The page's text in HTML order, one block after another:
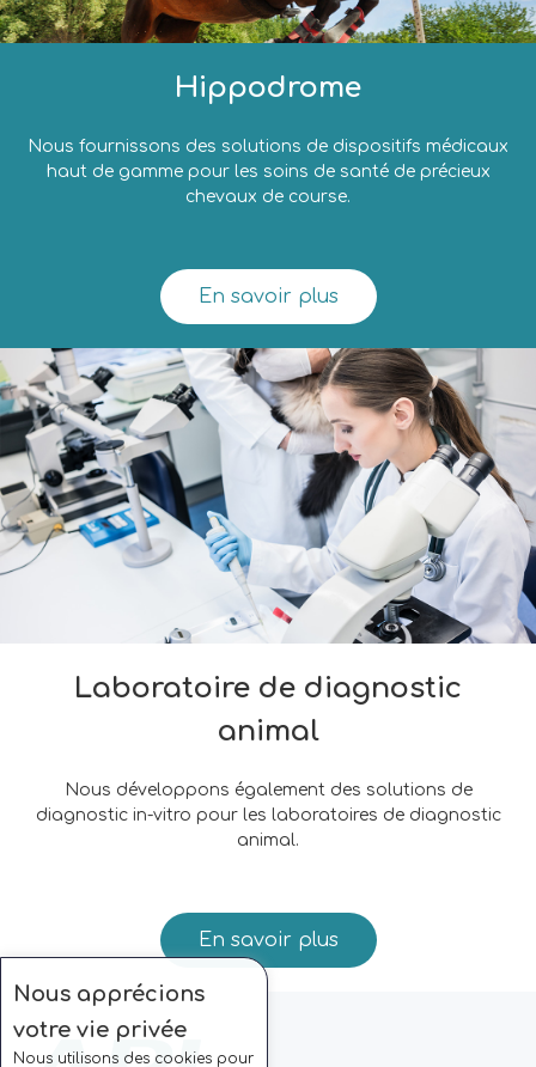
Hippodrome
Nous fournissons des solutions de dispositifs médicaux
haut de gamme pour les soins de santé de précieux
chevaux de course.
En savoir plus
Laboratoire de diagnostic
animal
Nous développons également des solutions de
diagnostic in-vitro pour les laboratoires de diagnostic
animal.
En savoir plus
Nous apprécions
votre vie privée
Nous utilisons des cookies pour